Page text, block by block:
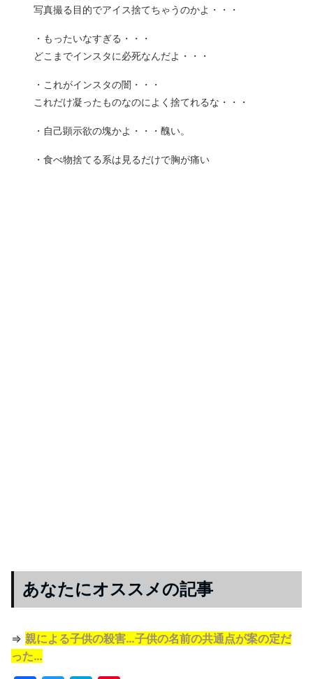
写真撮る目的でアイス捨てちゃうのかよ・・・
・もったいなすぎる・・・
どこまでインスタに必死なんだよ・・・
・これがインスタの闇・・・
これだけ凝ったものなのによく捨てれるな・・・
・自己顕示欲の塊かよ・・・醜い。
・食べ物捨てる系は見るだけで胸が痛い
あなたにオススメの記事
⇒ 親による子供の殺害…子供の名前の共通点が案の定だ
った…